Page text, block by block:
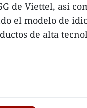
de Viettel, así
el modelo de
de alta